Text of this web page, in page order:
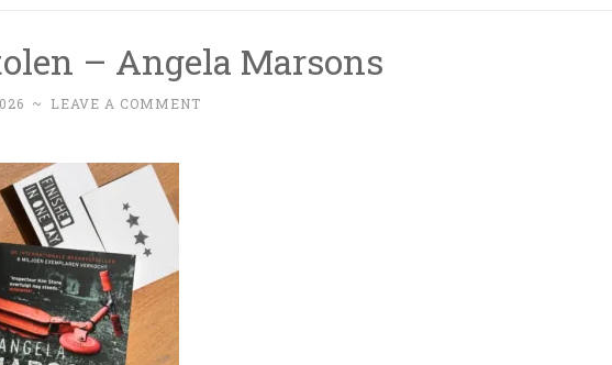
– Angela Marsons
~ LEAVE A COMMENT